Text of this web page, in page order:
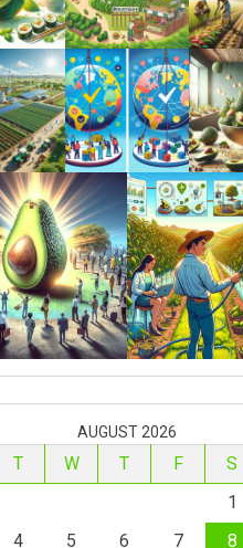
AUGUST 2026
T W T F S
1
4 5 6 7 8